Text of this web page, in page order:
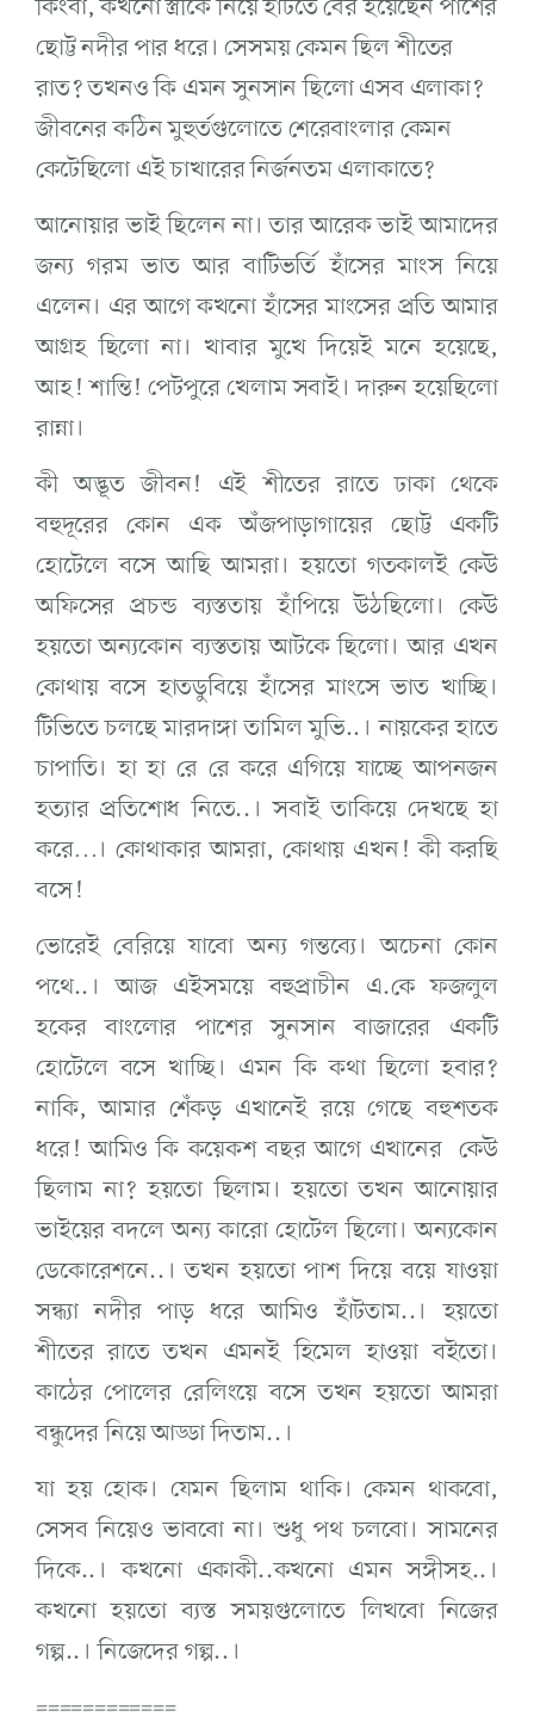
কিংবা, কখনো স্ত্রীকে নিয়ে হাঁটতে বের হয়েছেন পাশের
ছোট্ট নদীর পার ধরে। সেসময় কেমন ছিল শীতের
রাত? তখনও কি এমন সুনসান ছিলো এসব এলাকা?
জীবনের কঠিন মুহুর্তগুলোতে শেরেবাংলার কেমন
কেটেছিলো এই চাখারের নির্জনতম এলাকাতে?
আনোয়ার ভাই ছিলেন না। তার আরেক ভাই আমাদের
জন্য গরম ভাত আর বাটিভর্তি হাঁসের মাংস নিয়ে
এলেন। এর আগে কখনো হাঁসের মাংসের প্রতি আমার
আগ্রহ ছিলো না। খাবার মুখে দিয়েই মনে হয়েছে,
আহ! শান্তি! পেটপুরে খেলাম সবাই। দারুন হয়েছিলো
রান্না।
কী অদ্ভূত জীবন! এই শীতের রাতে ঢাকা থেকে
বহুদূরের কোন এক অঁজপাড়াগায়ের ছোট্ট একটি
হোটেলে বসে আছি আমরা। হয়তো গতকালই কেউ
অফিসের প্রচন্ড ব্যস্ততায় হাঁপিয়ে উঠছিলো। কেউ
হয়তো অন্যকোন ব্যস্ততায় আটকে ছিলো। আর এখন
কোথায় বসে হাতডুবিয়ে হাঁসের মাংসে ভাত খাচ্ছি।
টিভিতে চলছে মারদাঙ্গা তামিল মুভি..। নায়কের হাতে
চাপাতি। হা হা রে রে করে এগিয়ে যাচ্ছে আপনজন
হত্যার প্রতিশোধ নিতে..। সবাই তাকিয়ে দেখছে হা
করে…। কোথাকার আমরা, কোথায় এখন! কী করছি
বসে!
ভোরেই বেরিয়ে যাবো অন্য গন্তব্যে। অচেনা কোন
পথে..। আজ এইসময়ে বহুপ্রাচীন এ.কে ফজলুল
হকের বাংলোর পাশের সুনসান বাজারের একটি
হোটেলে বসে খাচ্ছি। এমন কি কথা ছিলো হবার?
নাকি, আমার শেঁকড় এখানেই রয়ে গেছে বহুশতক
ধরে! আমিও কি কয়েকশ বছর আগে এখানের কেউ
ছিলাম না? হয়তো ছিলাম। হয়তো তখন আনোয়ার
ভাইয়ের বদলে অন্য কারো হোটেল ছিলো। অন্যকোন
ডেকোরেশনে..। তখন হয়তো পাশ দিয়ে বয়ে যাওয়া
সন্ধ্যা নদীর পাড় ধরে আমিও হাঁটতাম..। হয়তো
শীতের রাতে তখন এমনই হিমেল হাওয়া বইতো।
কাঠের পোলের রেলিংয়ে বসে তখন হয়তো আমরা
বন্ধুদের নিয়ে আড্ডা দিতাম..।
যা হয় হোক। যেমন ছিলাম থাকি। কেমন থাকবো,
সেসব নিয়েও ভাববো না। শুধু পথ চলবো। সামনের
দিকে..। কখনো একাকী..কখনো এমন সঙ্গীসহ..।
কখনো হয়তো ব্যস্ত সময়গুলোতে লিখবো নিজের
গল্প..। নিজেদের গল্প..।
============